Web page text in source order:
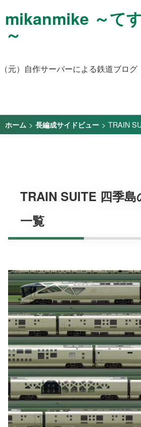
mikanmike ～て
～
（元）自作サーバーによる鉄道ブログ
ホーム > 長編成サイドビュー > TRAIN
TRAIN SUITE 四季
一覧